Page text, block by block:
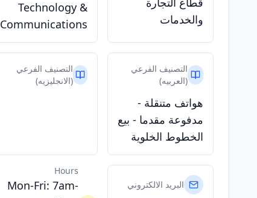
والخدمات
Technology &
Communications
التصنيف الفرعي
(العربيه)
هواتف متنقلة -
مدفوعة مقدما - بيع
الخطوط الخلوية
التصنيف الفرعي
(الانجليزيه)
البريد الالكتروني
Hours
Mon-Fri: 7am-